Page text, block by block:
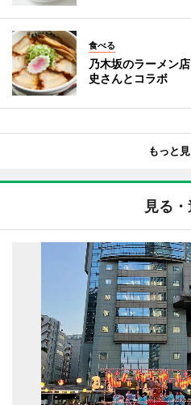
食べる
乃木坂のラーメン
史さんとコラボ
もっと
見る